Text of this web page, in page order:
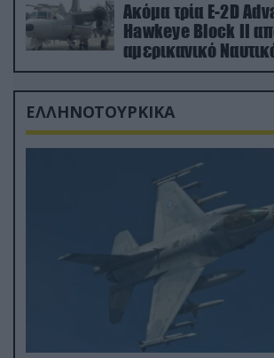
Ακόμα τρία E-2D
Hawkeye Block II
αμερικανικό
δισ.δολάρια το
ΕΛΛΗΝΟΤΟΥΡΚΙΚΑ